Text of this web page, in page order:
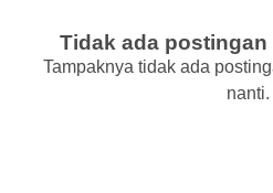
Tidak ada
Tampaknya tidak ada
nanti.